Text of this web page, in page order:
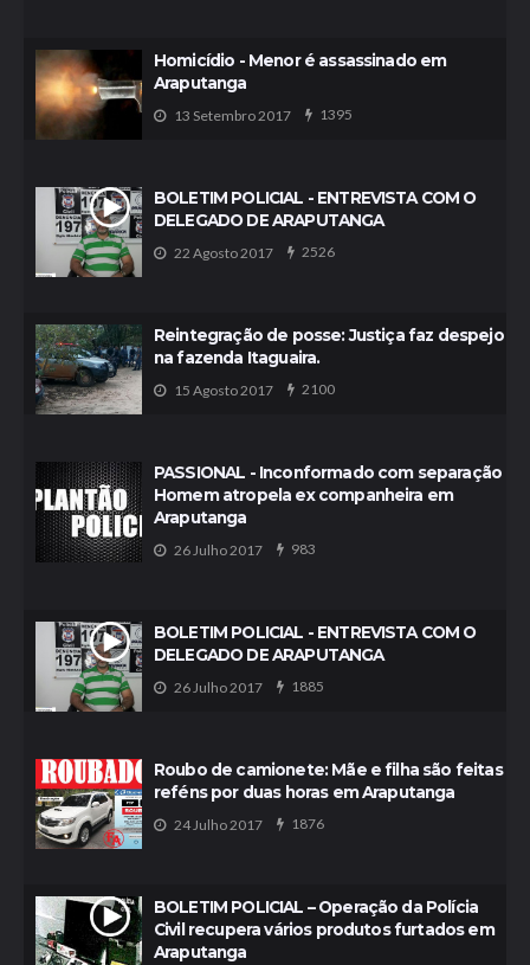
Homicídio - Menor é assassinado em
Araputanga
13 Setembro 2017 1395
BOLETIM POLICIAL - ENTREVISTA COM O
DELEGADO DE ARAPUTANGA
22 Agosto 2017 2526
Reintegração de posse: Justiça faz despejo
na fazenda Itaguaira.
15 Agosto 2017 2100
PASSIONAL - Inconformado com separação
Homem atropela ex companheira em
Araputanga
26 Julho 2017 983
BOLETIM POLICIAL - ENTREVISTA COM O
DELEGADO DE ARAPUTANGA
26 Julho 2017 1885
Roubo de camionete: Mãe e filha são feitas
reféns por duas horas em Araputanga
24 Julho 2017 1876
BOLETIM POLICIAL – Operação da Polícia
Civil recupera vários produtos furtados em
Araputanga